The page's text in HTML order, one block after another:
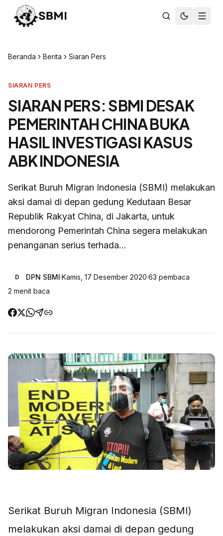
Beranda Berita Siaran Pers
SIARAN PERS
SIARAN PERS: SBMI DESAK
PEMERINTAH CHINA BUKA
HASIL INVESTIGASI KASUS
ABK INDONESIA
Serikat Buruh Migran Indonesia (SBMI) melakukan
aksi damai di depan gedung Kedutaan Besar
Republik Rakyat China, di Jakarta, untuk
mendorong Pemerintah China segera melakukan
penanganan serius terhada...
D DPN SBMI·Kamis, 17 Desember 2020·63 pembaca
2 menit baca
Serikat Buruh Migran Indonesia (SBMI)
melakukan aksi damai di depan gedung